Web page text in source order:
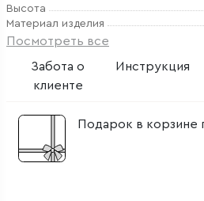
Высота
Материал изделия
Посмотреть все
Забота о
клиенте
Инструкция
Подарок в корзине